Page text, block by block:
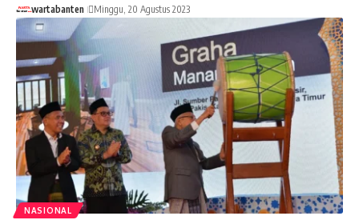
wartabanten Minggu, 20 Agustus 2023
NASIONAL